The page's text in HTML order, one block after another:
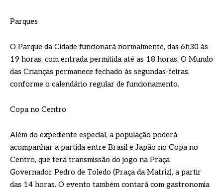
Parques
O Parque da Cidade funcionará normalmente, das 6h30 às
19 horas, com entrada permitida até as 18 horas. O Mundo
das Crianças permanece fechado às segundas-feiras,
conforme o calendário regular de funcionamento.
Copa no Centro
Além do expediente especial, a população poderá
acompanhar a partida entre Brasil e Japão no Copa no
Centro, que terá transmissão do jogo na Praça
Governador Pedro de Toledo (Praça da Matriz), a partir
das 14 horas. O evento também contará com gastronomia